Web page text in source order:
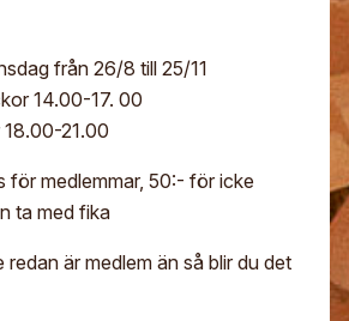
från 26/8 till 25/11
14.00-17. 00
21.00
för medlemmar, 50:- för icke
ta med fika
är medlem än så blir du det
GDPR. Uppgifterna behövs
anmälan och lämnas aldrig ut till
organisation eller privatperson.